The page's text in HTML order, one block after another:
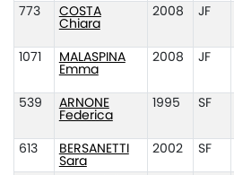
773
COSTA
Chiara
2008 JF
1071
MALASPINA
Emma
2008 JF
539
ARNONE
Federica
1995 SF
613
BERSANETTI
Sara
2002 SF